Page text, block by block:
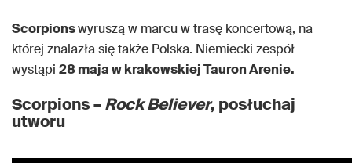
Scorpionswyruszą w marcu w trasę koncertową, na
której znalazła się także Polska. Niemiecki zespół
wystąpi 28 maja w krakowskiej Tauron Arenie.
Scorpions –Rock Believer, posłuchaj
utworu